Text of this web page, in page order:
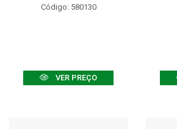
Código: 580130
VER PREÇO